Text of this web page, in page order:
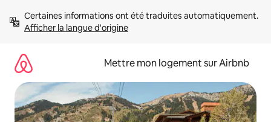
directement
Afficher la langue d'origine
Mettre mon logement sur Airbnb